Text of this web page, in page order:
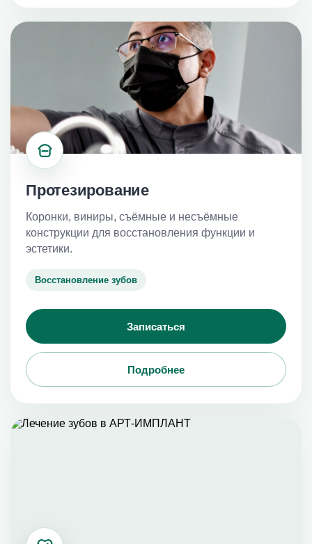
Протезирование
Коронки, виниры, съёмные и несъёмные
конструкции для восстановления функции и
эстетики.
Восстановление зубов
Записаться
Подробнее